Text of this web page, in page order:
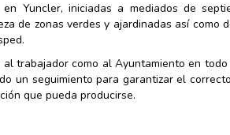
Yuncler, iniciadas a mediados de
de zonas verdes y ajardinadas así
trabajador como al Ayuntamiento en
un seguimiento para garantizar el
que pueda producirse.